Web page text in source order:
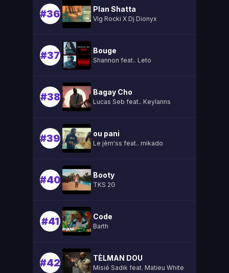
#36 Plan Shatta
Vlg Rocki X Dj Dionyx
#37 Bouge
Shannon feat.. Leto
#38 Bagay Cho
Lucas Seb feat.. Keylanns
#39 ou pani
Le jèm'ss feat.. mikado
#40 Booty
TKS 2G
#41 Code
Barth
#42 TÈLMAN DOU
Misié Sadik feat. Matieu White